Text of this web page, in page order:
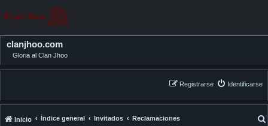
clanjhoo.com
Gloria al Clan Jhoo
Identificarse
Registrarse
Inicio Índice general Invitados Reclamaciones